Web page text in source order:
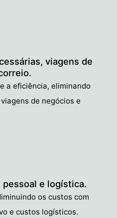
viagens de
a eficiência, eliminando
de negócios e
pessoal e logística.
os custos com
e custos logísticos.